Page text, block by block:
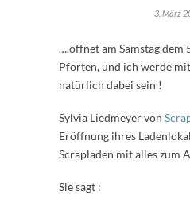
3. März
….öffnet am Samstag dem
Pforten, und ich werde
natürlich dabei sein !
Sylvia Liedmeyer von
Eröffnung ihres
Scrapladen mit alles zum
Sie sagt :